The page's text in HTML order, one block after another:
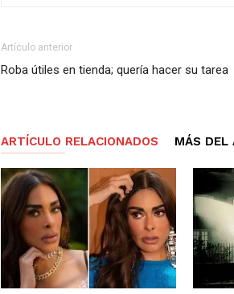
Artículo anterior
Roba útiles en tienda; quería hacer su tarea
ARTÍCULO RELACIONADOS MÁS DEL